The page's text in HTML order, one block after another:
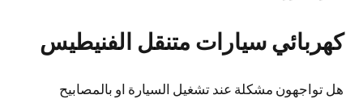
كهربائي سيارات متنقل الفنيطيس
هل تواجهون مشكلة عند تشغيل السيارة او بالمصابيح